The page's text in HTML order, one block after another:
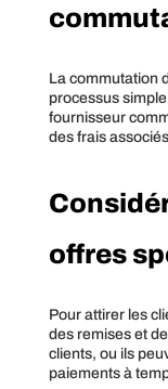
La commutation
processus
fournisseur
des frais
offres
Pour attirer les
des remises et
clients, ou ils
paiements à